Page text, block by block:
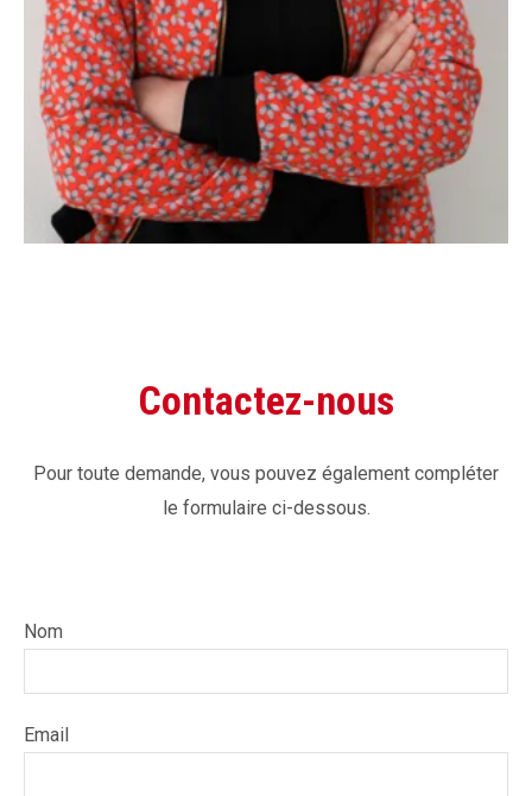
Contactez-nous
Pour toute demande, vous pouvez également compléter
le formulaire ci-dessous.
Nom
Email